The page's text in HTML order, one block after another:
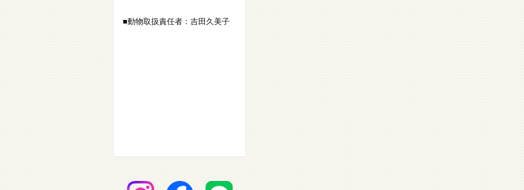
■動物取扱責任者：吉田久美子